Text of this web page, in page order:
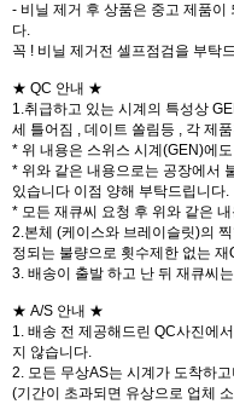
- 비닐 제거 후 상품은 중고 제품이
다.
꼭 ! 비닐 제거전 셀프점검을 부탁
★ QC 안내 ★
1.취급하고 있는 시계의 특성상
세 틀어짐 , 데이트 쏠림등 , 각 제
* 위 내용은 스위스 시계(GEN)에
* 위와 같은 내용으로는 공장에서
있습니다 이점 양해 부탁드립니다.
* 모든 재큐씨 요청 후 위와 같은
2.본체 (케이스와 브레이슬릿)의
정되는 불량으로 횟수제한 없는
3. 배송이 출발 하고 난 뒤 재큐씨
★ A/S 안내 ★
1. 배송 전 제공해드린 QC사진에
지 않습니다.
2. 모든 무상AS는 시계가 도착하
(기간이 초과되면 유상으로 업체